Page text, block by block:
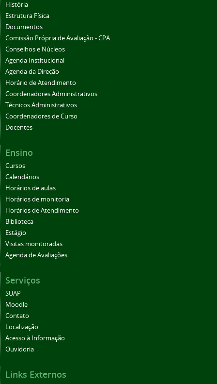
História
Estrutura Física
Documentos
Comissão Própria de Avaliação - CPA
Conselhos e Núcleos
Agenda Institucional
Agenda da Direção
Horário de Atendimento
Coordenadores Administrativos
Técnicos Administrativos
Coordenadores de Curso
Docentes
Ensino
Cursos
Calendários
Horários de aulas
Horários de monitoria
Horários de Atendimento
Biblioteca
Estágio
Visitas monitoradas
Agenda de Avaliações
Serviços
SUAP
Moodle
Contato
Localização
Acesso à Informação
Ouvidoria
Links Externos